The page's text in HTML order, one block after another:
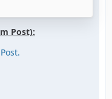
benutzbar.
der DEG
nur weil das
den
komplett sind,
Post):